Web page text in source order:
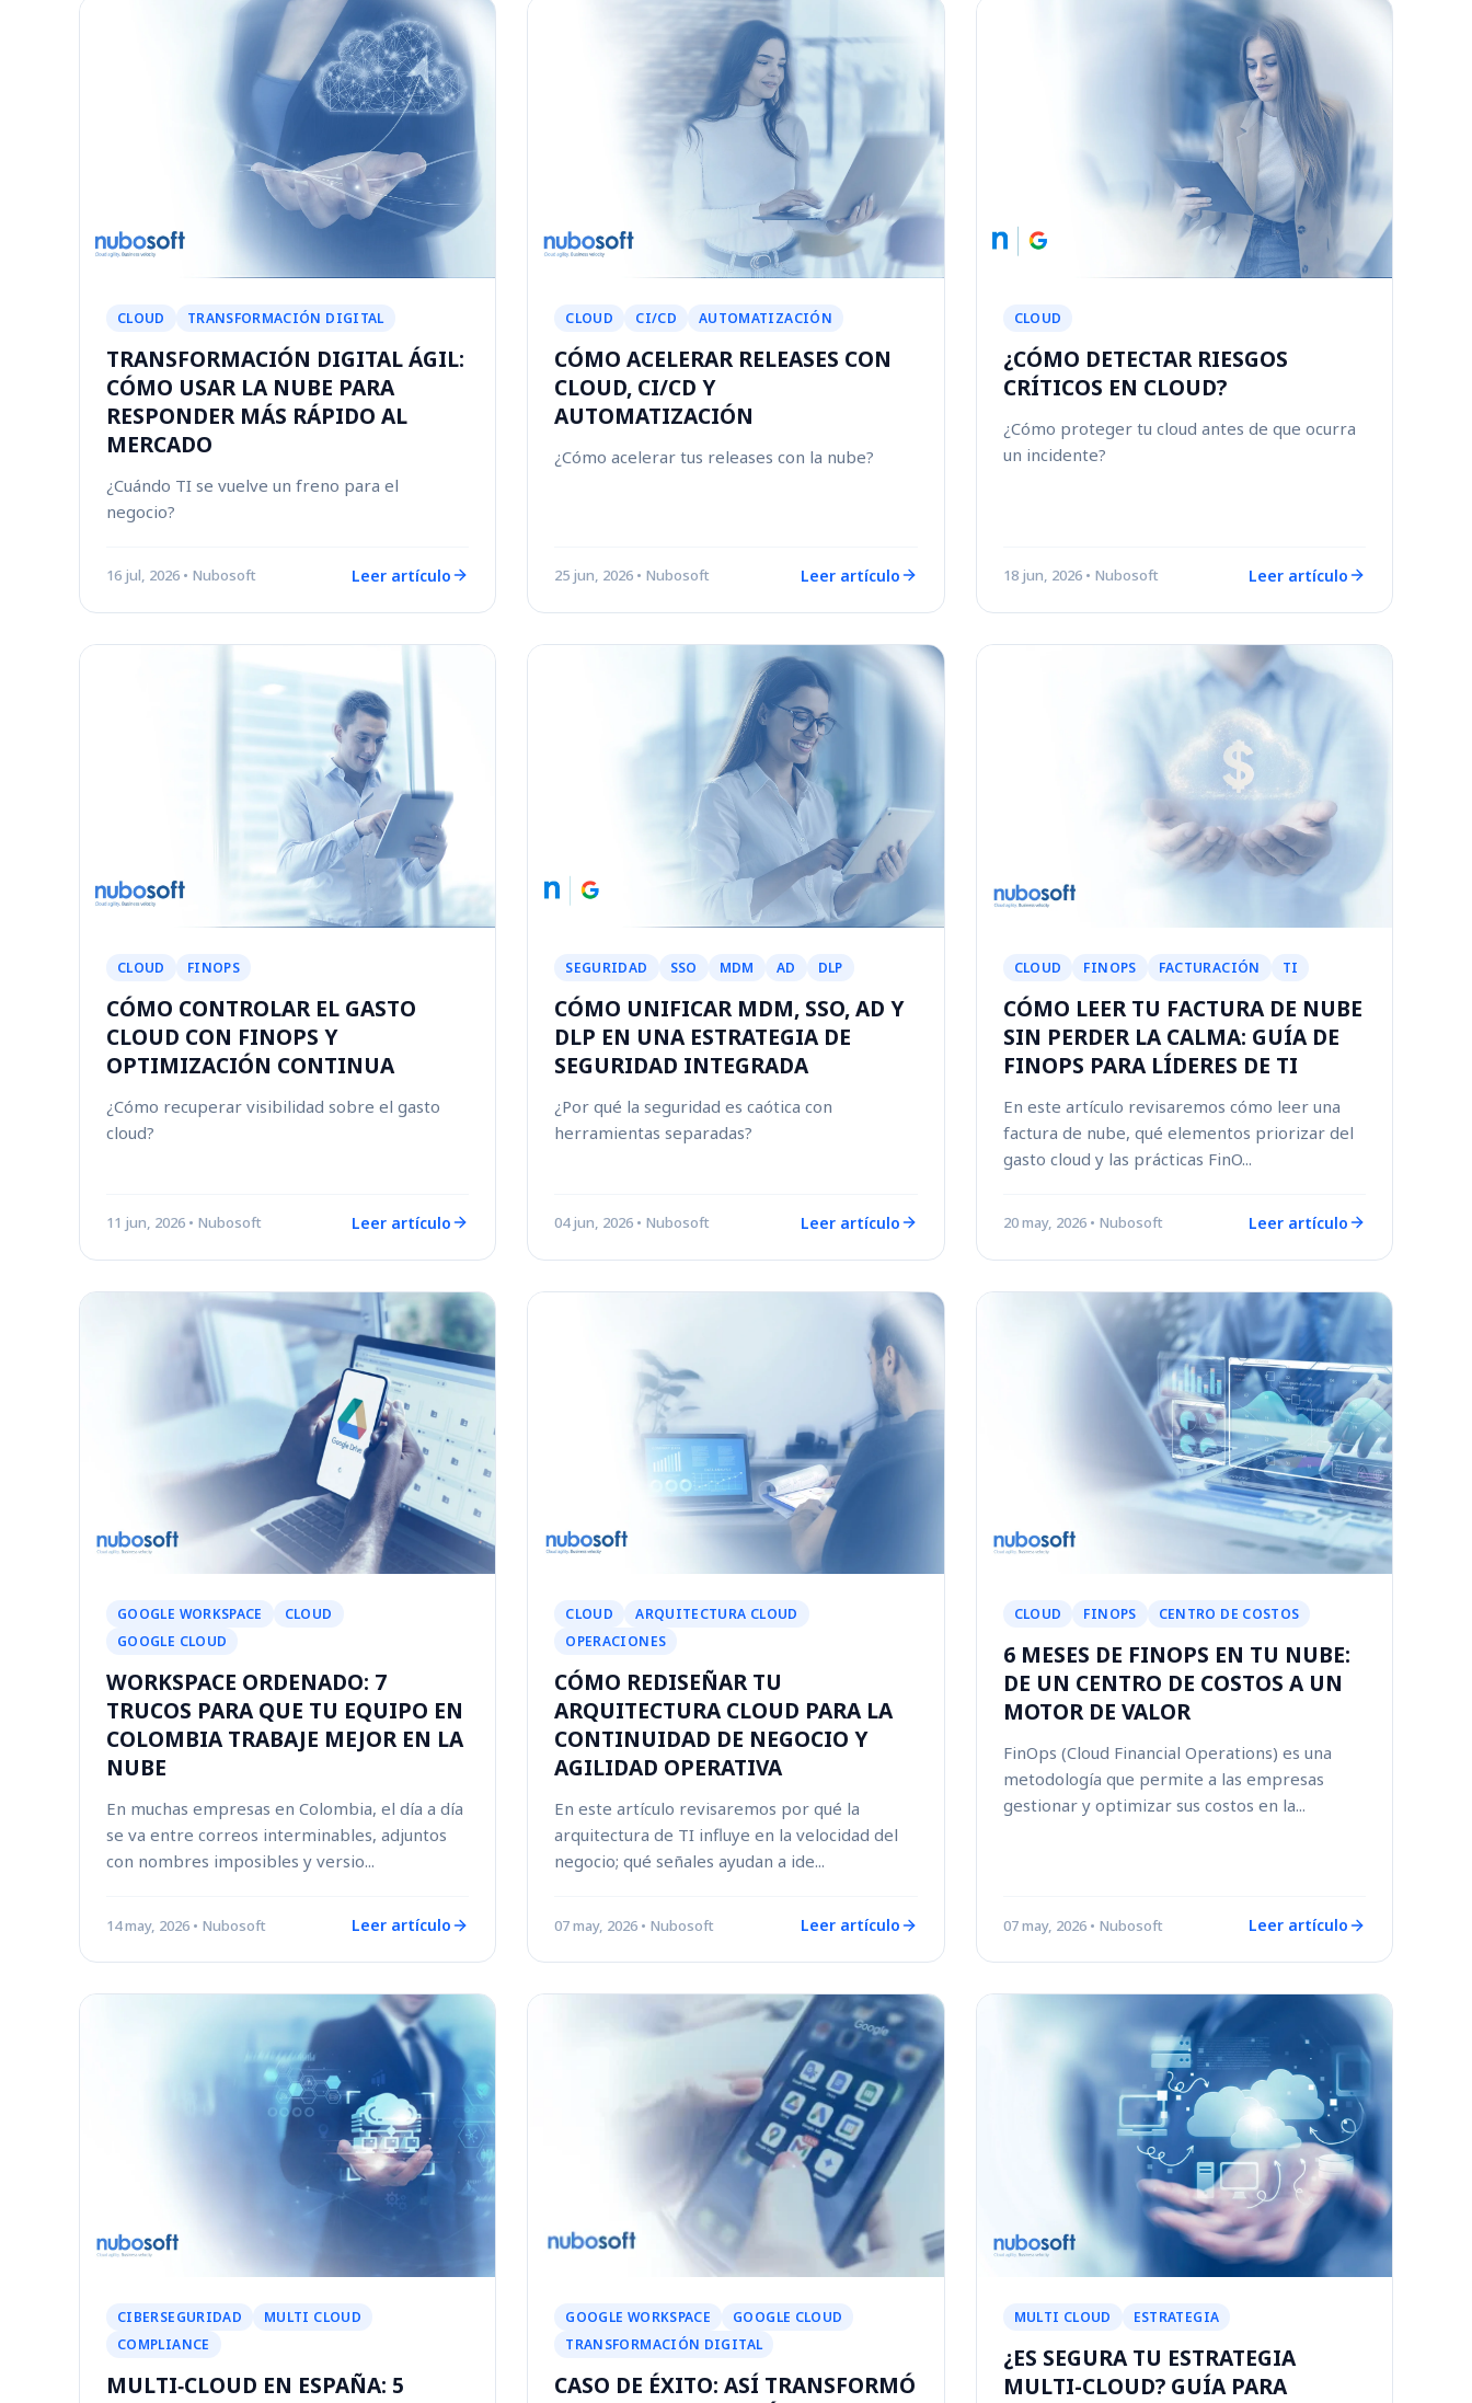
CLOUD TRANSFORMACIÓN DIGITAL
TRANSFORMACIÓN DIGITAL ÁGIL:
CÓMO USAR LA NUBE PARA
RESPONDER MÁS RÁPIDO AL
MERCADO
¿Cuándo TI se vuelve un freno para el
negocio?
16 jul, 2026 • Nubosoft Leer artículo
CLOUD CI/CD AUTOMATIZACIÓN
CÓMO ACELERAR RELEASES CON
CLOUD, CI/CD Y
AUTOMATIZACIÓN
¿Cómo acelerar tus releases con la nube?
25 jun, 2026 • Nubosoft Leer artículo
CLOUD
¿CÓMO DETECTAR RIESGOS
CRÍTICOS EN CLOUD?
¿Cómo proteger tu cloud antes de que ocurra
un incidente?
18 jun, 2026 • Nubosoft Leer artículo
CLOUD FINOPS
CÓMO CONTROLAR EL GASTO
CLOUD CON FINOPS Y
OPTIMIZACIÓN CONTINUA
¿Cómo recuperar visibilidad sobre el gasto
cloud?
11 jun, 2026 • Nubosoft Leer artículo
SEGURIDAD SSO MDM AD DLP
CÓMO UNIFICAR MDM, SSO, AD Y
DLP EN UNA ESTRATEGIA DE
SEGURIDAD INTEGRADA
¿Por qué la seguridad es caótica con
herramientas separadas?
04 jun, 2026 • Nubosoft Leer artículo
CLOUD FINOPS FACTURACIÓN TI
CÓMO LEER TU FACTURA DE NUBE
SIN PERDER LA CALMA: GUÍA DE
FINOPS PARA LÍDERES DE TI
En este artículo revisaremos cómo leer una
factura de nube, qué elementos priorizar del
gasto cloud y las prácticas FinO...
20 may, 2026 • Nubosoft Leer artículo
GOOGLE WORKSPACE
CLOUD
GOOGLE CLOUD
WORKSPACE ORDENADO: 7
TRUCOS PARA QUE TU EQUIPO EN
COLOMBIA TRABAJE MEJOR EN LA
NUBE
En muchas empresas en Colombia, el día a día
se va entre correos interminables, adjuntos
con nombres imposibles y versio...
14 may, 2026 • Nubosoft Leer artículo
CLOUD
ARQUITECTURA CLOUD
OPERACIONES
CÓMO REDISEÑAR TU
ARQUITECTURA CLOUD PARA LA
CONTINUIDAD DE NEGOCIO Y
AGILIDAD OPERATIVA
En este artículo revisaremos por qué la
arquitectura de TI influye en la velocidad del
negocio; qué señales ayudan a ide...
07 may, 2026 • Nubosoft Leer artículo
CLOUD FINOPS CENTRO DE COSTOS
6 MESES DE FINOPS EN TU NUBE:
DE UN CENTRO DE COSTOS A UN
MOTOR DE VALOR
FinOps (Cloud Financial Operations) es una
metodología que permite a las empresas
gestionar y optimizar sus costos en la...
07 may, 2026 • Nubosoft Leer artículo
CIBERSEGURIDAD
MULTI CLOUD
COMPLIANCE
MULTI‑CLOUD EN ESPAÑA: 5
GOOGLE WORKSPACE
GOOGLE CLOUD
TRANSFORMACIÓN DIGITAL
CASO DE ÉXITO: ASÍ TRANSFORMÓ
MULTI CLOUD ESTRATEGIA
¿ES SEGURA TU ESTRATEGIA
MULTI-CLOUD? GUÍA PARA